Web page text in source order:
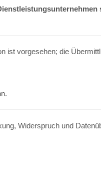
ist vorgesehen; die
Widerspruch und